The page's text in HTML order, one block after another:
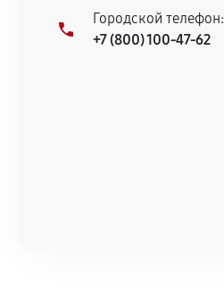
Городской телефон:
+7 (800) 100-47-62